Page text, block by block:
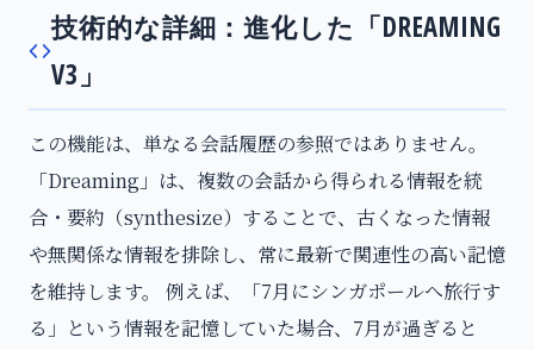
技術的な詳細：進化した「DREAMING
V3」
この機能は、単なる会話履歴の参照ではありません。
「Dreaming」は、複数の会話から得られる情報を統
合・要約（synthesize）することで、古くなった情報
や無関係な情報を排除し、常に最新で関連性の高い記憶
を維持します。 例えば、「7月にシンガポールへ旅行す
る」という情報を記憶していた場合、7月が過ぎると